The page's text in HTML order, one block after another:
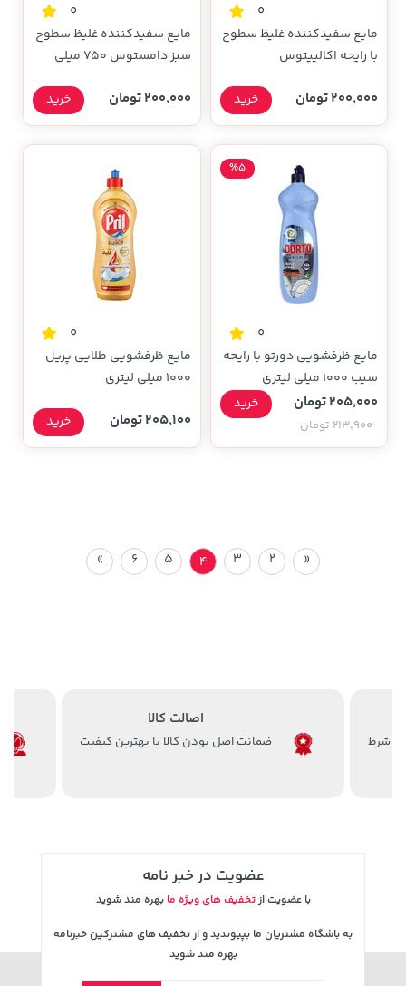
0
مایع سفیدکننده غلیظ سطوح
با رایحه اکالیپتوس
200,000 تومان خرید
0
مایع سفیدکننده غلیظ سطوح
سبز دامستوس 750 میلی
200,000 تومان خرید
0
مایع ظرفشویی دورتو با رایحه
سیب 1000 میلی لیتری
%5
205,000 تومان
213,900 تومان
خرید
0
مایع ظرفشویی طلایی پریل
1000 میلی لیتری
205,100 تومان خرید
«
2
3
4
5
6
»
اصالت کالا
ضمانت اصل بودن کالا با بهترین کیفیت
عضویت در خبر نامه
با عضویت ازتخفیف های ویژه ما بهره مند شوید
به باشگاه مشتریان ما بپیوندید و از تخفیف های مشترکین خبرنامه
بهره مند شوید